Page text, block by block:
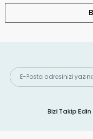
Bizi Takip Edin